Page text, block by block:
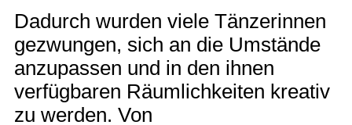
Dadurch wurden viele Tänzerinnen
gezwungen, sich an die Umstände
anzupassen und in den ihnen
verfügbaren Räumlichkeiten kreativ
zu werden. Von